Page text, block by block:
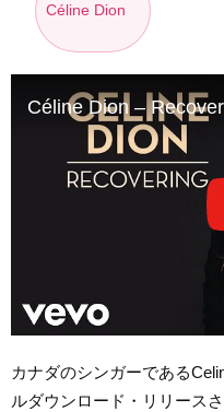
Céline Dion
Céline Dion –
カナダのシンガーである
ルダウンロード・リリースさ